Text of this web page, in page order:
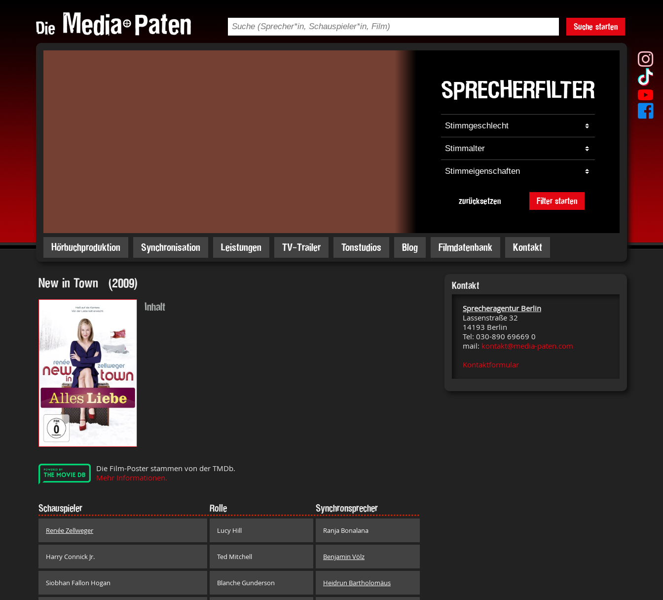
Suche starten
SPRECHERFILTER
zurücksetzen Filter starten
Hörbuchproduktion Synchronisation Leistungen TV-Trailer Tonstudios Blog Filmdatenbank Kontakt
New in Town (2009)
Inhalt
Die Film-Poster stammen von der TMDb.
Mehr Informationen.
Schauspieler Rolle Synchronsprecher
Renée Zellweger Lucy Hill Ranja Bonalana
Harry Connick Jr. Ted Mitchell Benjamin Völz
Siobhan Fallon Hogan Blanche Gunderson Heidrun Bartholomäus
Kontakt
Sprecheragentur Berlin
Lassenstraße 32
14193 Berlin
Tel: 030-890 69669 0
mail: kontakt@media-paten.com
Kontaktformular